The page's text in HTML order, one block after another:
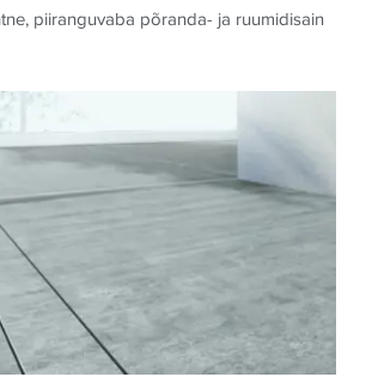
piiranguvaba põranda- ja ruumidisain